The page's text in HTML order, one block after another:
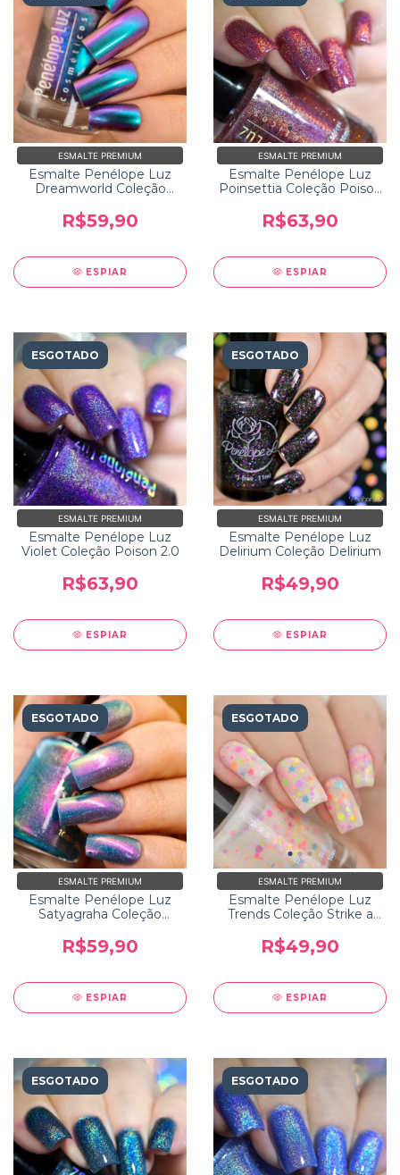
ESMALTE PREMIUM
Esmalte Penélope Luz
Dreamworld Coleção
R$59,90
ESPIAR
ESMALTE PREMIUM
Esmalte Penélope Luz
Poinsettia Coleção Poison
R$63,90
ESPIAR
ESGOTADO
ESMALTE PREMIUM
Esmalte Penélope Luz
Violet Coleção Poison 2.0
R$63,90
ESPIAR
ESGOTADO
ESMALTE PREMIUM
Esmalte Penélope Luz
Delirium Coleção Delirium
R$49,90
ESPIAR
ESGOTADO
ESMALTE PREMIUM
Esmalte Penélope Luz
Satyagraha Coleção
R$59,90
ESPIAR
ESGOTADO
ESMALTE PREMIUM
Esmalte Penélope Luz
Trends Coleção Strike a
R$49,90
ESPIAR
ESGOTADO ESGOTADO